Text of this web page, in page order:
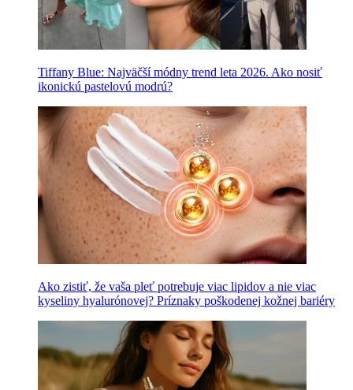
Tiffany Blue: Najväčší módny trend leta 2026. Ako nosiť
ikonickú pastelovú modrú?
Ako zistiť, že vaša pleť potrebuje viac lipidov a nie viac
kyseliny hyalurónovej? Príznaky poškodenej kožnej bariéry